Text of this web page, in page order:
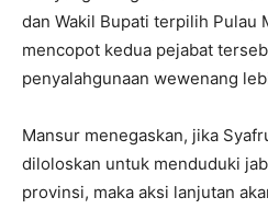
dan Wakil Bupati terpilih Pulau
mencopot kedua pejabat
penyalahgunaan wewenang
Mansur menegaskan, jika
diloloskan untuk menduduki
provinsi, maka aksi lanjutan